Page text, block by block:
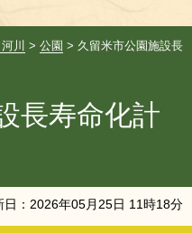
川 > 公園 > 久留米市公園施設長
長寿命化計
： 2026年05月 25日 11時18分